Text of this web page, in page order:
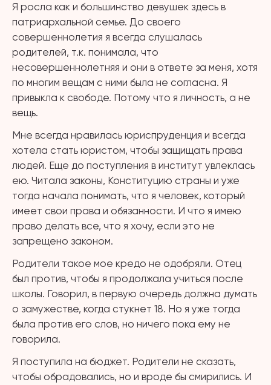
Я росла как и большинство девушек здесь в
патриархальной семье. До своего
совершеннолетия я всегда слушалась
родителей, т.к. понимала, что
несовершеннолетняя и они в ответе за меня, хотя
по многим вещам с ними была не согласна. Я
привыкла к свободе. Потому что я личность, а не
вещь.
Мне всегда нравилась юриспруденция и всегда
хотела стать юристом, чтобы защищать права
людей. Еще до поступления в институт увлеклась
ею. Читала законы, Конституцию страны и уже
тогда начала понимать, что я человек, который
имеет свои права и обязанности. И что я имею
право делать все, что я хочу, если это не
запрещено законом.
Родители такое мое кредо не одобряли. Отец
был против, чтобы я продолжала учиться после
школы. Говорил, в первую очередь должна думать
о замужестве, когда стукнет 18. Но я уже тогда
была против его слов, но ничего пока ему не
говорила.
Я поступила на бюджет. Родители не сказать,
чтобы обрадовались, но и вроде бы смирились. И